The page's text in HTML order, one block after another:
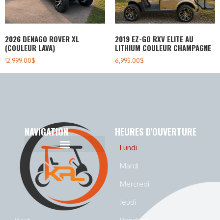
2026 DENAGO ROVER XL
(COULEUR LAVA)
12,999.00$
2019 EZ-GO RXV ELITE AU
LITHIUM COULEUR CHAMPAGNE
6,995.00$
NAVIGATION HEURES D'OUVERTURE
Lundi
Mardi
Mercredi
Jeudi